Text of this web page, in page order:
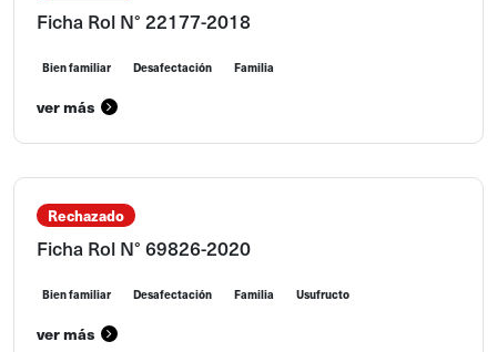
Ficha Rol N° 22177-2018
Bien familiar Desafectación Familia
ver más
Rechazado
Ficha Rol N° 69826-2020
Bien familiar Desafectación Familia Usufructo
ver más